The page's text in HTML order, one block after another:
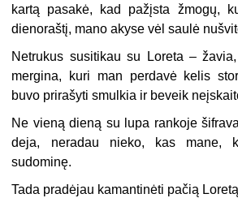
kartą pasakė, kad pažįsta žmogų,
dienoraštį, mano akyse vėl saulė
Netrukus susitikau su Loreta –
mergina, kuri man perdavė kelis
buvo prirašyti smulkia ir beveik
Ne vieną dieną su lupa rankoje
deja, neradau nieko, kas mane,
sudominę.
Tada pradėjau kamantinėti pačią